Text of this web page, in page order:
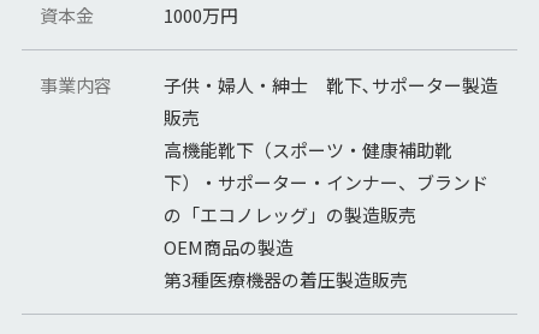
資本金 1000万円
事業内容
子供・婦人・紳士 靴下､サポーター製造
販売
高機能靴下（スポーツ・健康補助靴
下）・サポーター・インナー、ブランド
の「エコノレッグ」の製造販売
OEM商品の製造
第3種医療機器の着圧製造販売